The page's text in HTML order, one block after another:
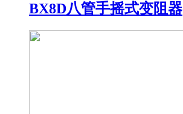
BX8D八管手摇式变阻器